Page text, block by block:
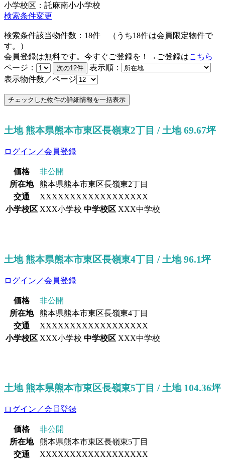
小学校区：託麻南小小学校
検索条件変更
検索条件該当物件数： 18件 （うち18件は会員限定物件で
す。）
会員登録は無料です。今すぐご登録を！→ご登録はこちら
ページ：
表示順：
表示物件数／ページ
土地 熊本県熊本市東区長嶺東2丁目 / 土地 69.67坪
ログイン／会員登録
価格
非公開
所在地
熊本県熊本市東区長嶺東2丁目
交通
XXXXXXXXXXXXXXXXXX
小学校区 XXX小学校 中学校区 XXX中学校
土地 熊本県熊本市東区長嶺東4丁目 / 土地 96.1坪
ログイン／会員登録
価格
非公開
所在地
熊本県熊本市東区長嶺東4丁目
交通
XXXXXXXXXXXXXXXXXX
小学校区 XXX小学校 中学校区 XXX中学校
土地 熊本県熊本市東区長嶺東5丁目 / 土地 104.36坪
ログイン／会員登録
価格
非公開
所在地
熊本県熊本市東区長嶺東5丁目
交通
XXXXXXXXXXXXXXXXXX